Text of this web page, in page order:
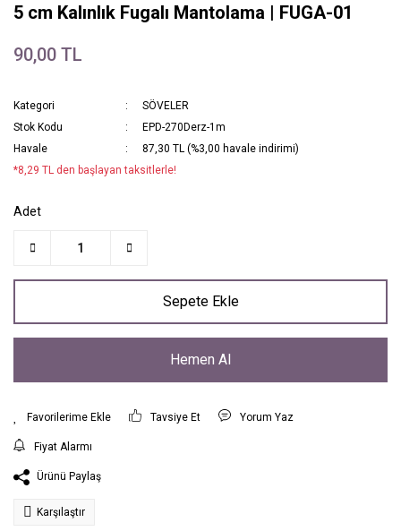
5 cm Kalınlık Fugalı Mantolama | FUGA-01
90,00 TL
Kategori
SÖVELER
Stok Kodu
EPD-270Derz-1m
Havale
87,30 TL (%3,00 havale indirimi)
*8,29 TL den başlayan taksitlerle!
Adet
Sepete Ekle
Hemen Al
Tavsiye Et Yorum Yaz
Fiyat Alarmı
Ürünü Paylaş
Karşılaştır